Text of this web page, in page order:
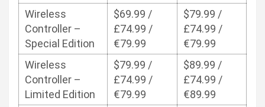
Wireless
Controller –
Special Edition
$69.99 /
£74.99 /
€79.99
$79.99 /
£74.99 /
€79.99
Wireless
Controller –
Limited Edition
$79.99 /
£74.99 /
€79.99
$89.99 /
£74.99 /
€89.99